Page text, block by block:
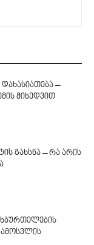
–
მიხედვით
გახსნა – რა არის